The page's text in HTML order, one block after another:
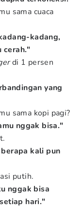
sama cuaca
kadang,
cerah."
di 1 persen
yang
sama kopi pagi?
nggak bisa."
kali pun
putih.
nggak bisa
hari."